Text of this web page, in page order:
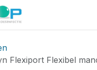
Flexiport Flexibel